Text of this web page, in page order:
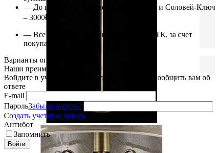
— До г.Артем, п.Вольно-Надеждинское и Соловей-Ключ
– 3000₽
— Все отправки в другие города через ТК, за счет
покупателя.
Варианты оплаты
Наши преимущества
Войдите в учётную запись, чтобы мы могли сообщить вам об
ответе
E-mail
ПарольЗабыли пароль?
Создать учетную запись
Антибот
Запомнить
Войти